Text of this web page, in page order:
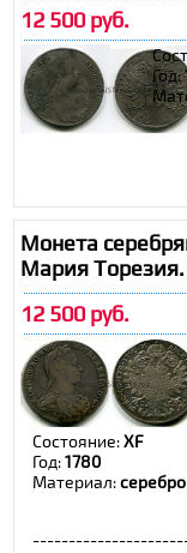
12 500 руб.
Год:
Монета
Мария
12 500 руб.
Состояние:XF
Год:1780
Материал:серебро